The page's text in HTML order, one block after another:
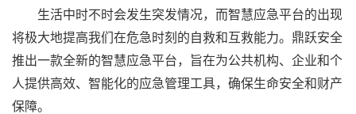
生活中时不时会发生突发情况，而智慧应急平台的出现
将极大地提高我们在危急时刻的自救和互救能力。鼎跃安全
推出一款全新的智慧应急平台，旨在为公共机构、企业和个
人提供高效、智能化的应急管理工具，确保生命安全和财产
保障。